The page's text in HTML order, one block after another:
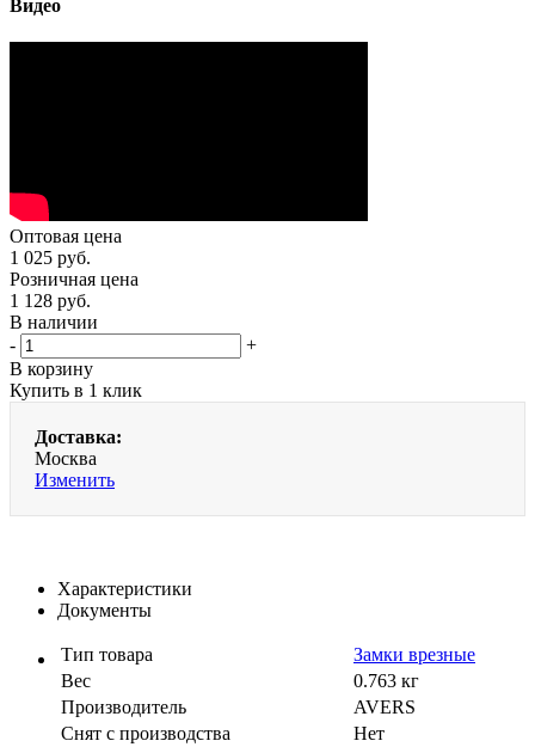
Видео
Оптовая цена
1 025 руб.
Розничная цена
1 128 руб.
В наличии
-
+
В корзину
Купить в 1 клик
Доставка:
Москва
Изменить
Характеристики
Документы
Тип товара
Замки врезные
Вес
0.763 кг
Производитель
AVERS
Cнят с производства
Нет